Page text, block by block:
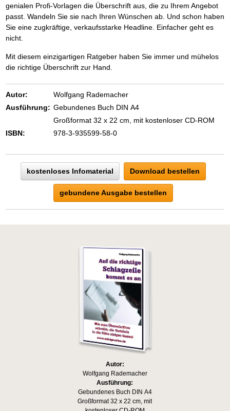
genialen Profi-Vorlagen die Überschrift aus, die zu Ihrem Angebot
passt. Wandeln Sie sie nach Ihren Wünschen ab. Und schon haben
Sie eine zugkräftige, verkaufsstarke Headline. Einfacher geht es
nicht.
Mit diesem einzigartigen Ratgeber haben Sie immer und mühelos
die richtige Überschrift zur Hand.
Autor:
Wolfgang Rademacher
Ausführung: Gebundenes Buch DIN A4
Großformat 32 x 22 cm, mit kostenloser CD-ROM
ISBN:
978-3-935599-58-0
kostenloses Infomaterial Download bestellen
gebundene Ausgabe bestellen
Autor:
Wolfgang Rademacher
Ausführung:
Gebundenes Buch DIN A4
Großformat 32 x 22 cm, mit